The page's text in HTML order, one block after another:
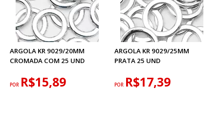
ARGOLA KR 9029/20MM
CROMADA COM 25 UND
POR R$15,89
ARGOLA KR 9029/25MM
PRATA 25 UND
POR R$17,39